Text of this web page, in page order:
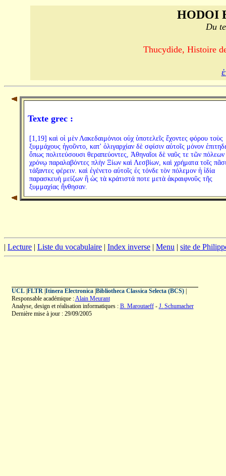
HODOI
Du
Thucydide, Histoire
Texte grec :
[1,19] καὶ οἱ μὲν Λακεδαιμόνιοι οὐχ ὑποτελεῖς ἔχοντες φόρου τοὺς
ξυμμάχους ἡγοῦντο, κατ' ὀλιγαρχίαν δὲ σφίσιν αὐτοῖς μόνον
ὅπως πολιτεύσουσι θεραπεύοντες, Ἀθηναῖοι δὲ ναῦς τε τῶν
χρόνῳ παραλαβόντες πλὴν Ξίων καὶ Λεσβίων, καὶ χρήματα τοῖς
τάξαντες φέρειν. καὶ ἐγένετο αὐτοῖς ἐς τόνδε τὸν πόλεμον ἡ ἰδία
παρασκευὴ μείζων ἢ ὡς τὰ κράτιστά ποτε μετὰ ἀκραιφνοῦς τῆς
ξυμμαχίας ἤνθησαν.
| Lecture | Liste du vocabulaire | Index inverse | Menu | site de
UCL| FLTR| Itinera Electronica| Bibliotheca Classica Selecta (BCS)|
Responsable académique :Alain Meurant
Analyse, design et réalisation informatiques : B. Maroutaeff- J. Schumacher
Dernière mise à jour : 29/09/2005